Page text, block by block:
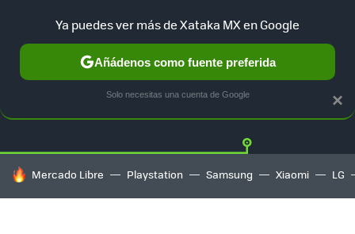
Twitter
HOY SE HABLA DE
Mercado Libre Playstation Samsung Xiaomi LG
×
Ya puedes ver más de Xataka MX en Google
Añádenos como fuente preferida
Solo necesitas una cuenta de Google